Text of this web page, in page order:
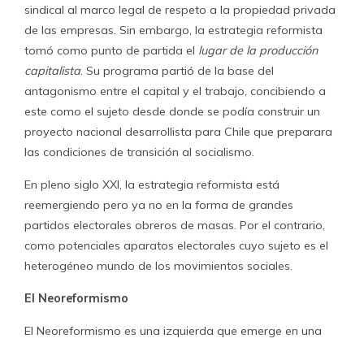
sindical al marco legal de respeto a la propiedad privada
de las empresas. Sin embargo, la estrategia reformista
tomó como punto de partida el lugar de la producción
capitalista. Su programa partió de la base del
antagonismo entre el capital y el trabajo, concibiendo a
este como el sujeto desde donde se podía construir un
proyecto nacional desarrollista para Chile que preparara
las condiciones de transición al socialismo.
En pleno siglo XXI, la estrategia reformista está
reemergiendo pero ya no en la forma de grandes
partidos electorales obreros de masas. Por el contrario,
como potenciales aparatos electorales cuyo sujeto es el
heterogéneo mundo de los movimientos sociales.
El Neoreformismo
El Neoreformismo es una izquierda que emerge en una